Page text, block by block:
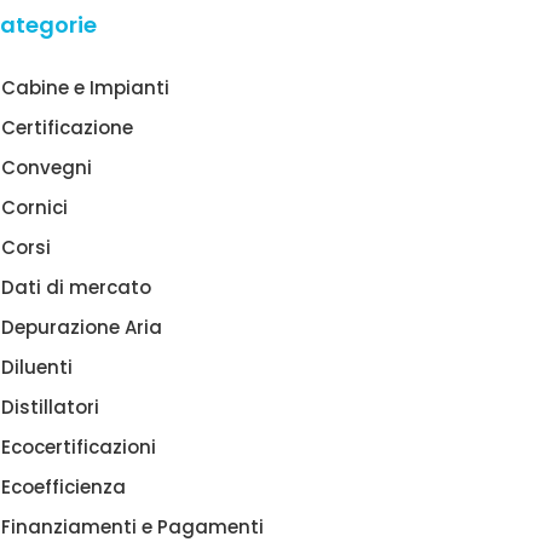
Cabine e Impianti
Certificazione
Convegni
Cornici
Corsi
Dati di mercato
Depurazione Aria
Diluenti
Distillatori
Ecocertificazioni
Ecoefficienza
Finanziamenti e Pagamenti